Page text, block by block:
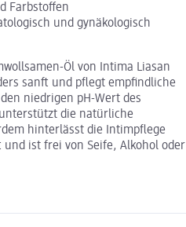
Farbstoffen
und gynäkologisch
Öl von Intima Liasan
sanft und pflegt empfindliche
niedrigen pH-Wert des
die natürliche
hinterlässt die Intimpflege
ist frei von Seife, Alkohol oder